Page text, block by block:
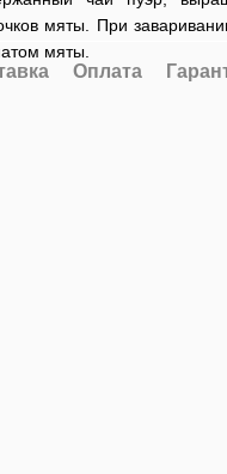
мяты. При
мяты.
Оплата